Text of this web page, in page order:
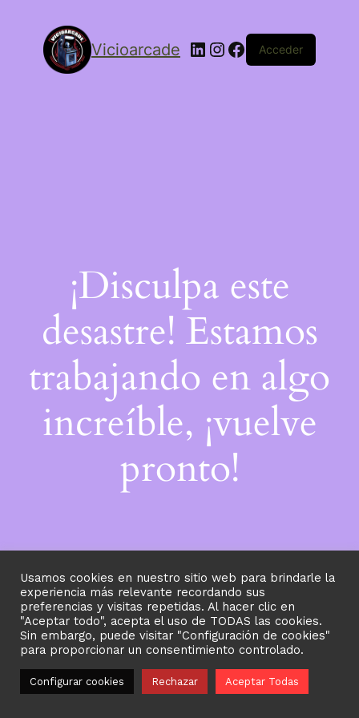
Vicioarcade Acceder
¡Disculpa este
desastre! Estamos
trabajando en algo
increíble, ¡vuelve
pronto!
Usamos cookies en nuestro sitio web para brindarle la
experiencia más relevante recordando sus
preferencias y visitas repetidas. Al hacer clic en
"Aceptar todo", acepta el uso de TODAS las cookies.
Sin embargo, puede visitar "Configuración de cookies"
para proporcionar un consentimiento controlado.
Configurar cookies Rechazar Aceptar Todas